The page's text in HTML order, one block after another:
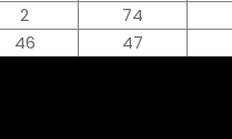
2 74
46 47